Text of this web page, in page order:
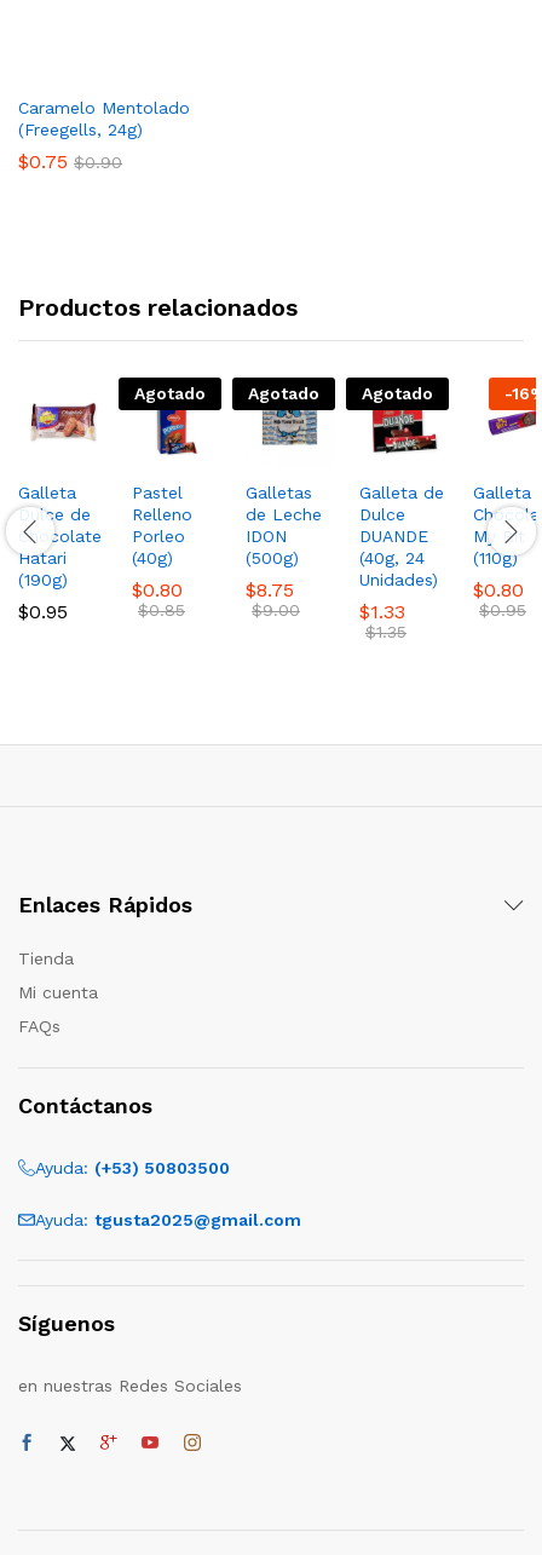
Caramelo Mentolado
(Freegells, 24g)
$0.75 $0.90
Productos relacionados
Galleta
Dulce de
Chocolate
Hatari
(190g)
$0.95
Agotado
Pastel
Relleno
Porleo
(40g)
$0.80
$0.85
Agotado
Galletas
de Leche
IDON
(500g)
$8.75
$9.00
Agotado
Galleta de
Dulce
DUANDE
(40g, 24
Unidades)
$1.33
$1.35
-16
Galleta
My Bit
(110g)
$0.80
$0.95
Enlaces Rápidos
Tienda
Mi cuenta
FAQs
Contáctanos
Ayuda: (+53) 50803500
Ayuda: tgusta2025@gmail.com
Síguenos
en nuestras Redes Sociales